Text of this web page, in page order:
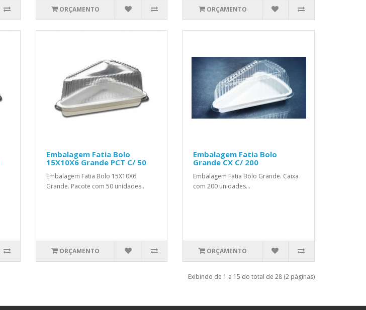
ORÇAMENTO ORÇAMENTO
Embalagem Fatia Bolo
15X10X6 Grande PCT C/ 50
Embalagem Fatia Bolo 15X10X6
Grande. Pacote com 50 unidades..
ORÇAMENTO
Embalagem Fatia Bolo
Grande CX C/ 200
Embalagem Fatia Bolo Grande. Caixa
com 200 unidades...
ORÇAMENTO
Exibindo de 1 a 15 do total de 28 (2 páginas)